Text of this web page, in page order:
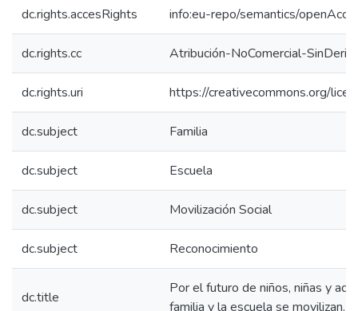
dc.rights.accesRights info:eu-repo/semantics/
dc.rights.cc Atribución-NoComercial-
dc.rights.uri https://creativecommons.org/
dc.subject Familia
dc.subject Escuela
dc.subject Movilización Social
dc.subject Reconocimiento
dc.title
Por el futuro de niños, niñas y
familia y la escuela se movilizan.